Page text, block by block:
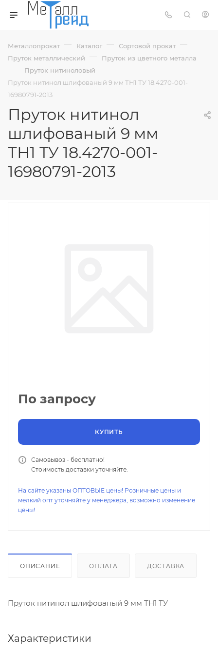
Металлопрокат — Каталог — Сортовой прокат —
Пруток металлический — Пруток из цветного металла
— Пруток нитиноловый —
Пруток нитинол шлифованый 9 мм ТН1 ТУ 18.4270-001-
16980791-2013
Пруток нитинол
шлифованый 9 мм
ТН1 ТУ 18.4270-001-
16980791-2013
По запросу
КУПИТЬ
Самовывоз - бесплатно!
Стоимость доставки уточняйте.
На сайте указаны ОПТОВЫЕ цены! Розничные цены и
мелкий опт уточняйте у менеджера, возможно изменение
цены!
ОПИСАНИЕ ОПЛАТА ДОСТАВКА
Пруток нитинол шлифованый 9 мм ТН1 ТУ
Характеристики